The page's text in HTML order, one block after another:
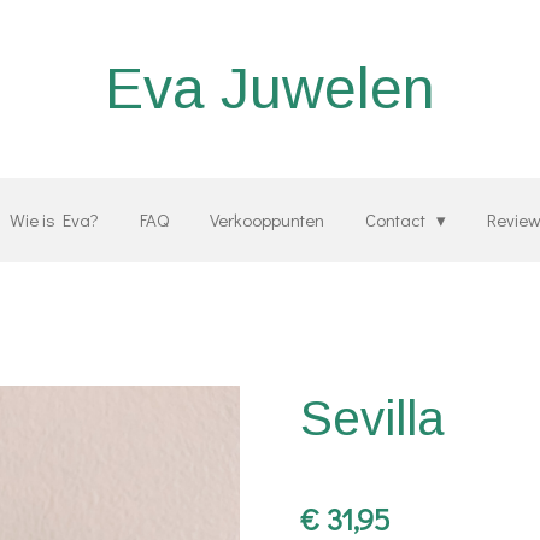
Eva Juwelen
Wie is Eva? FAQ Verkooppunten Contact
Sevilla
€ 31,95